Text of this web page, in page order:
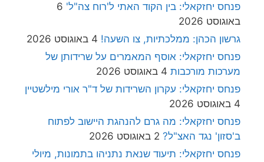
פנחס יחזקאלי: בין הקוד האתי ל'רוח צה"ל' 6
באוגוסט 2026
גרשון הכהן: ממלכתיות, צו השעה! 4 באוגוסט 2026
פנחס יחזקאלי: אוסף המאמרים על שרידותן של
מערכות מורכבות 4 באוגוסט 2026
פנחס יחזקאלי: עקרון השרידות של ד"ר אורי מילשטיין
4 באוגוסט 2026
פנחס יחזקאלי: מה גרם להנהגת היישוב לפתוח
ב'סזון' נגד האצ"ל? 2 באוגוסט 2026
פנחס יחזקאלי: תיעוד שנאת נתניהו בתמונות, מיולי